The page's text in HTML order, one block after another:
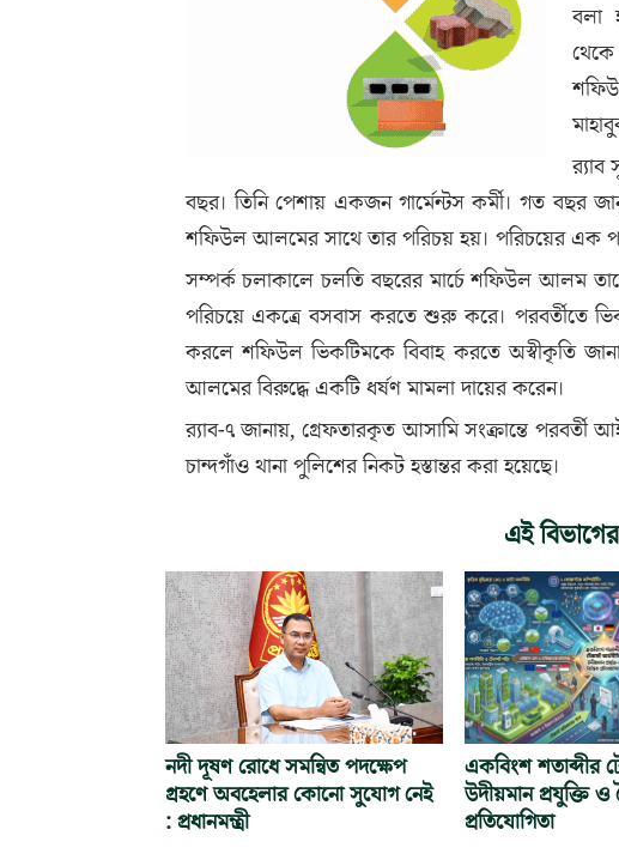
বলা
বছর। তিনি পেশায় একজন গার্মেন্টস কর্মী। গত বছর
শফিউল আলমের সাথে তার পরিচয় হয়। পরিচয়ের এক
সম্পর্ক চলাকালে চলতি বছরের মার্চে শফিউল আলম তাকে
পরিচয়ে একত্রে বসবাস করতে শুরু করে। পরবর্তীতে
করলে শফিউল ভিকটিমকে বিবাহ করতে অস্বীকৃতি
আলমের বিরুদ্ধে একটি ধর্ষণ মামলা দায়ের করেন।
র‌্যাব-৭ জানায়, গ্রেফতারকৃত আসামি সংক্রান্তে পরবর্তী
চান্দগাঁও থানা পুলিশের নিকট হস্তান্তর করা হয়েছে।
এই
নদী দূষণ রোধে সমন্বিত পদক্ষেপ
গ্রহণে অবহেলার কোনো সুযোগ নেই
: প্রধানমন্ত্রী
একবিংশ শতাব্দীর
উদীয়মান প্রযুক্তি ও
প্রতিযোগিতা